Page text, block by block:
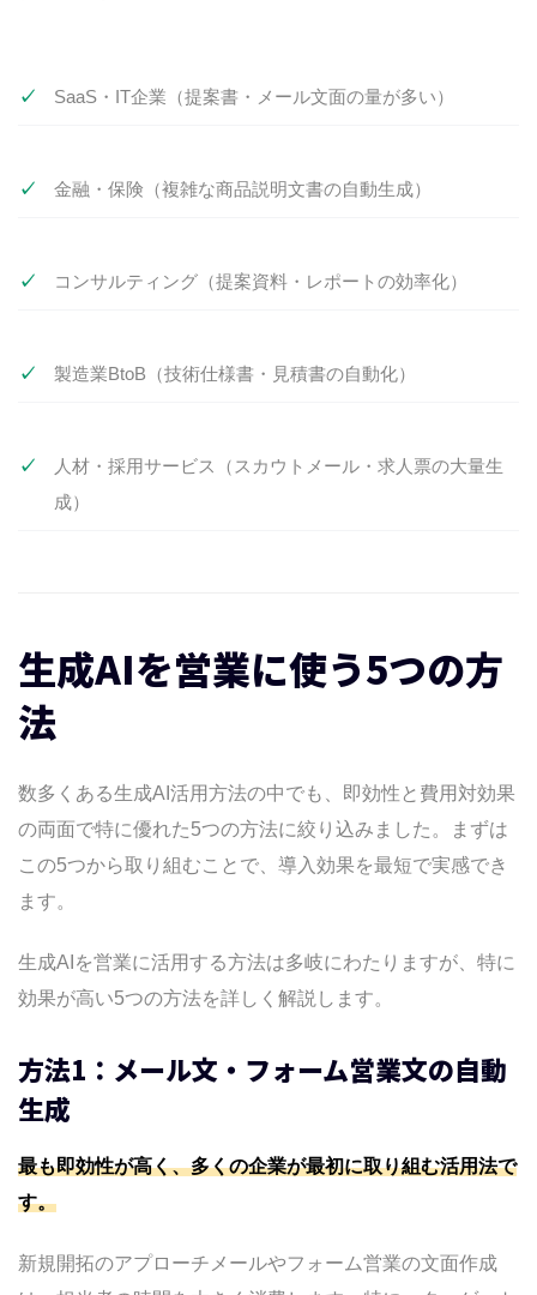
SaaS・IT企業（提案書・メール文面の量が多い）
金融・保険（複雑な商品説明文書の自動生成）
コンサルティング（提案資料・レポートの効率化）
製造業BtoB（技術仕様書・見積書の自動化）
人材・採用サービス（スカウトメール・求人票の大量生
成）
生成AIを営業に使う5つの方
法
数多くある生成AI活用方法の中でも、即効性と費用対効果
の両面で特に優れた5つの方法に絞り込みました。まずは
この5つから取り組むことで、導入効果を最短で実感でき
ます。
生成AIを営業に活用する方法は多岐にわたりますが、特に
効果が高い5つの方法を詳しく解説します。
方法1：メール文・フォーム営業文の自動
生成
最も即効性が高く、多くの企業が最初に取り組む活用法で
す。
新規開拓のアプローチメールやフォーム営業の文面作成